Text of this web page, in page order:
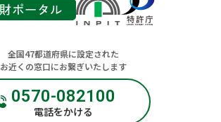
全国47都道府県に設定された
お近くの窓口にお繋ぎいたします
0570-082100
電話をかける